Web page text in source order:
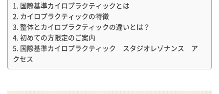
国際基準カイロプラクティックとは
カイロプラクティックの特徴
整体とカイロプラクティックの違いとは？
初めての方限定のご案内
国際基準カイロプラクティック スタジオレゾナンス ア
クセス